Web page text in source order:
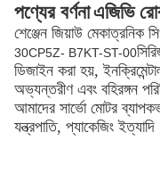
পণ্যের বর্ণনাএজিভি
শেঞ্জেন জিয়াউ মেকাত্রনিক
30CP5Z- B7KT-ST-00
ডিজাইন করা হয়,
অভ্যন্তরীণ এবং বহিরঙ্গন
আমাদের সার্ভো মোটর
যন্ত্রপাতি, প্যাকেজিং